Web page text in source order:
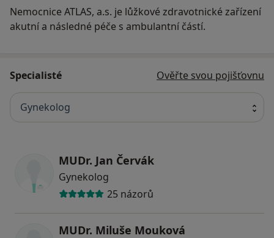
Nemocnice ATLAS, a.s. je lůžkové zdravotnické zařízení
akutní a následné péče s ambulantní částí.
Specialisté Ověřte svou pojišťovnu
Gynekolog
MUDr. Jan Červák
Gynekolog
25 názorů
MUDr. Miluše Mouková